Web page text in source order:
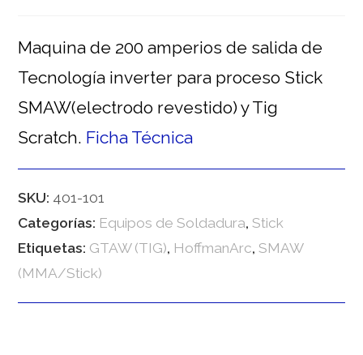
Maquina de 200 amperios de salida de
Tecnología inverter para proceso Stick
SMAW(electrodo revestido) y Tig
Scratch. Ficha Técnica
SKU: 401-101
Categorías: Equipos de Soldadura,Stick
Etiquetas: GTAW (TIG), HoffmanArc,SMAW
(MMA/Stick)